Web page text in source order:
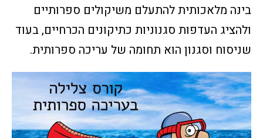
בינה מלאכותית להתעלם משיקולים ספרותיים
ולהציג העדפות סגנוניות כתיקונים הכרחיים, בעוד
שניסוח וסגנון הוא תחומה של עריכה ספרותית.